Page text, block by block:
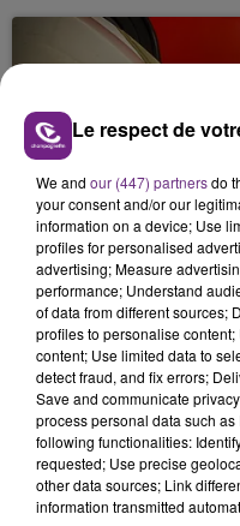
5 août 2026
UN FEU DE
CIRCULATION
Un feu de remorque
fin de matinée sur
5 août 2026
Le respect de
We and our (447) partnersdo
your consent and/or our
information on a device; Use
profiles for personalised
advertising; Measure
performance; Understand
of data from different sources;
profiles to personalise
content; Use limited data to
detect fraud, and fix errors;
Save and communicate
process personal data such
following functionalities:
requested; Use precise
other data sources; Link
information transmitted